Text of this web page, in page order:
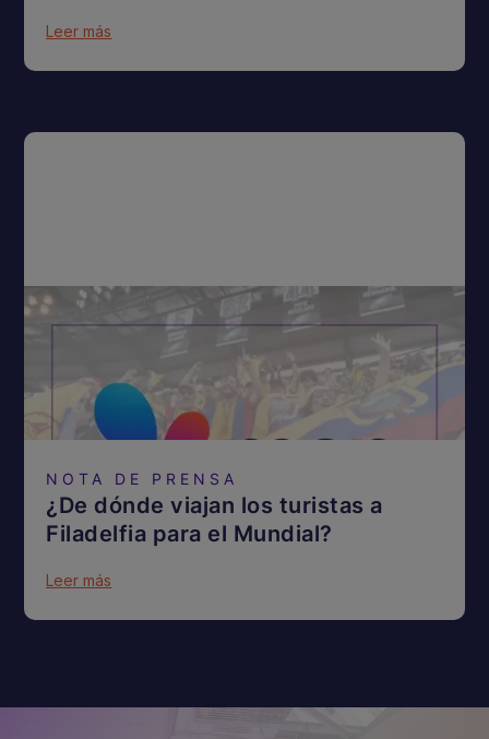
Leer más
NOTA DE PRENSA
¿De dónde viajan los turistas a
Filadelfia para el Mundial?
Leer más